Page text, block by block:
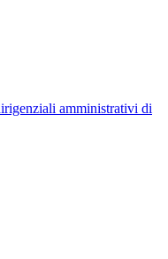
amministrativi di